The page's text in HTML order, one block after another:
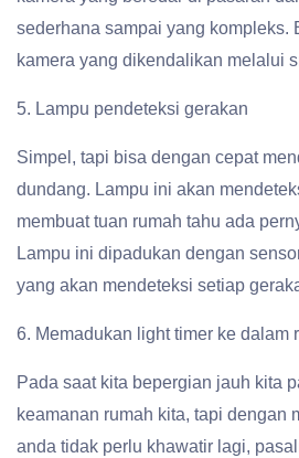
sederhana sampai yang kompleks.
kamera yang dikendalikan melalui
5. Lampu pendeteksi gerakan
Simpel, tapi bisa dengan cepat
dundang. Lampu ini akan
membuat tuan rumah tahu ada
Lampu ini dipadukan dengan
yang akan mendeteksi setiap
6. Memadukan light timer ke dalam
Pada saat kita bepergian jauh kita
keamanan rumah kita, tapi dengan
anda tidak perlu khawatir lagi,